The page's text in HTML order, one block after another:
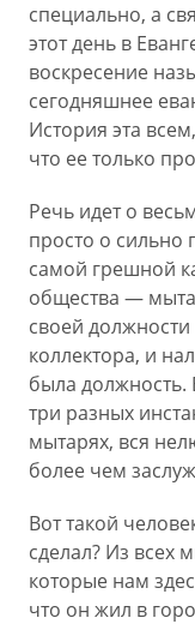
специально, а
этот день в
воскресение
сегодняшнее
История эта
что ее только
Речь идет о
просто о сильно
самой грешной
общества —
своей должности
коллектора, и
была должность.
три разных
мытарях, вся
более чем
Вот такой
сделал? Из всех
которые нам
что он жил в